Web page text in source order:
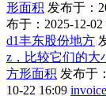
形面积 发布于：
布于：2025-12-02
d1丰东股份地方
z，比较它们的大
方形面积 发布于
10-22 16:09